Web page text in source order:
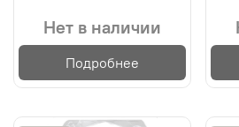
Нет в наличии
Подробнее